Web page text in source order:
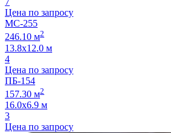
Цена по запросу
МС-255
246.10 м2
13.8х12.0 м
4
Цена по запросу
ПБ-154
157.30 м2
16.0х6.9 м
3
Цена по запросу